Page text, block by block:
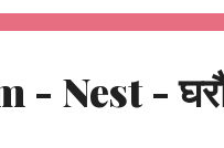
माणिक मोतियों से चमकाती
- Nest -